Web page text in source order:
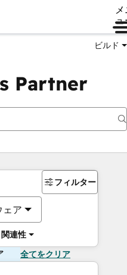
ュ
ビルド
Partner
ェア
関連性
フィルター
全てをクリア